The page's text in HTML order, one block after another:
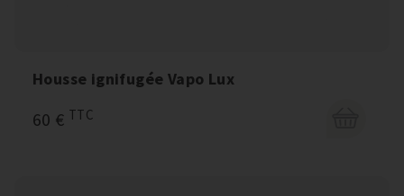
Housse ignifugée Vapo Lux
60 € TTC